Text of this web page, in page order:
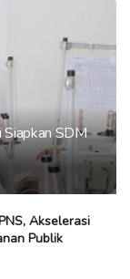
SDM
Akselerasi
Publik